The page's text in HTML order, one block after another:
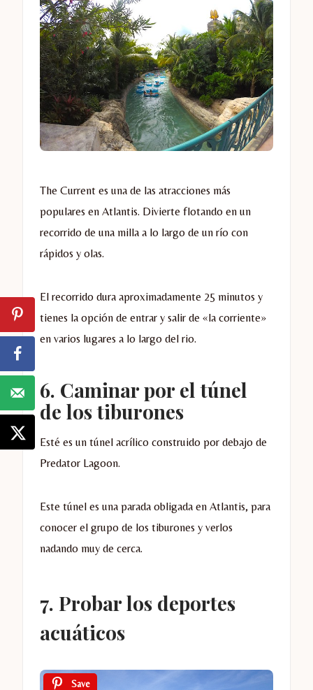
The Current es una de las atracciones más
populares en Atlantis. Divierte flotando en un
recorrido de una milla a lo largo de un río con
rápidos y olas.
El recorrido dura aproximadamente 25 minutos y
tienes la opción de entrar y salir de «la corriente»
en varios lugares a lo largo del rio.
6. Caminar por el túnel
de los tiburones
Esté es un túnel acrílico construido por debajo de
Predator Lagoon.
Este túnel es una parada obligada en Atlantis, para
conocer el grupo de los tiburones y verlos
nadando muy de cerca.
7. Probar los deportes
acuáticos
Save